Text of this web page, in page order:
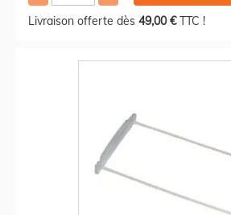
Livraison offerte dès 49,00 €TTC !